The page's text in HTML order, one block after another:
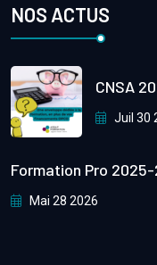
NOS ACTUS
CNSA
Juil 30
Formation Pro 2025-
Mai 28 2026